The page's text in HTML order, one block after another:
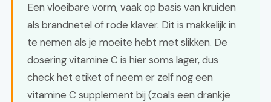
Een vloeibare vorm, vaak op basis van kruiden
als brandnetel of rode klaver. Dit is makkelijk in
te nemen als je moeite hebt met slikken. De
dosering vitamine C is hier soms lager, dus
check het etiket of neem er zelf nog een
vitamine C supplement bij (zoals een drankje